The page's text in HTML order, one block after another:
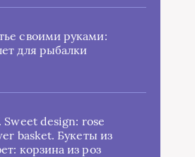
своими руками:
для рыбалки
Sweet design: rose
basket. Букеты из
корзина из роз